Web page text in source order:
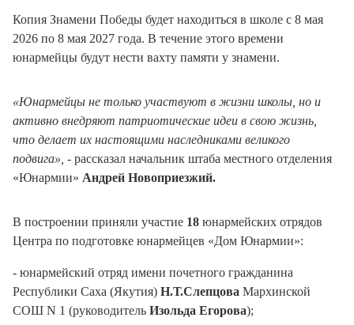
Копия Знамени Победы будет находиться в школе с 8 мая
2026 по 8 мая 2027 года. В течение этого времени
юнармейцы будут нести вахту памяти у знамени.
«Юнармейцы не только участвуют в жизни школы, но и
активно внедряют патриотические идеи в свою жизнь,
что делает их настоящими наследниками великого
подвига», - рассказал начальник штаба местного отделения
«Юнармии» Андрей Новоприезжий.
В построении приняли участие 18 юнармейских отрядов
Центра по подготовке юнармейцев «Дом Юнармии»:
- юнармейский отряд имени почетного гражданина
Республики Саха (Якутия) Н.Т.Слепцова Мархинской
СОШ N 1 (руководитель Изольда Егорова);